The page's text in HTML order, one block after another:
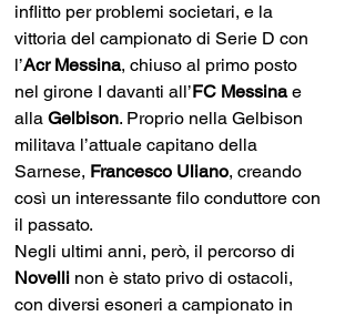
inflitto per problemi societari, e la
vittoria del campionato di Serie D con
l’Acr Messina, chiuso al primo posto
nel girone I davanti all’FC Messina e
alla Gelbison. Proprio nella Gelbison
militava l’attuale capitano della
Sarnese, Francesco Uliano, creando
così un interessante filo conduttore con
il passato.
Negli ultimi anni, però, il percorso di
Novelli non è stato privo di ostacoli,
con diversi esoneri a campionato in